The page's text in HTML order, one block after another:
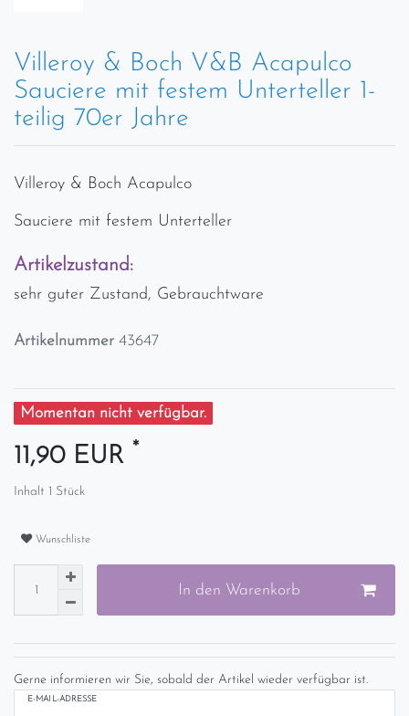
Villeroy & Boch V&B Acapulco
Sauciere mit festem Unterteller 1-
teilig 70er Jahre
Villeroy & Boch Acapulco
Sauciere mit festem Unterteller
Artikelzustand:
sehr guter Zustand, Gebrauchtware
Artikelnummer 43647
Momentan nicht verfügbar.
11,90 EUR *
Inhalt 1 Stück
Wunschliste
In den Warenkorb
Gerne informieren wir Sie, sobald der Artikel wieder verfügbar ist.
E-MAIL-ADRESSE